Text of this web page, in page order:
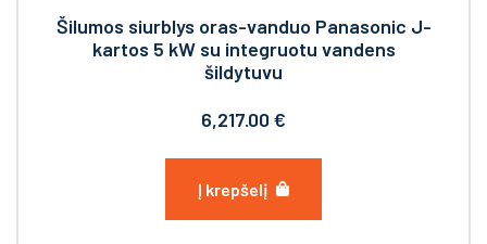
Šilumos siurblys oras-vanduo Panasonic J-
kartos 5 kW su integruotu vandens
šildytuvu
6,217.00€
Į krepšelį